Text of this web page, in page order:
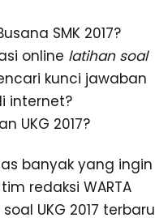
SMK 2017?
online latihan soal
kunci jawaban
internet?
UKG 2017?
banyak yang ingin
redaksi WARTA
UKG 2017 terbaru